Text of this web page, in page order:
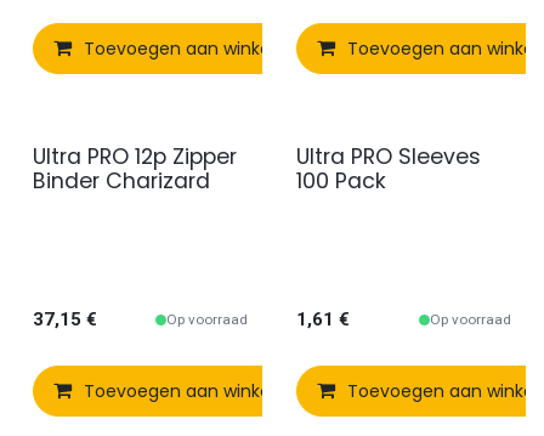
Toevoegen aan winkelmandje Vergelijken
Toevoegen aan
Ultra PRO 12p Zipper
Binder Charizard
37,15 € Op voorraad
Toevoegen aan winkelmandje Vergelijken
Ultra PRO Sleeves
100 Pack
1,61 € Op voorraad
Toevoegen aan